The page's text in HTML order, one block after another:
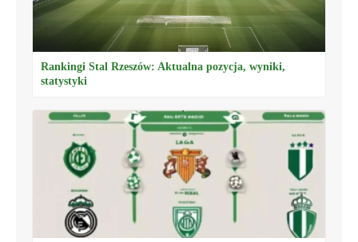
Rankingi Stal Rzeszów: Aktualna pozycja, wyniki,
statystyki